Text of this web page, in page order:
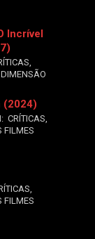
Incrível
,
(2024)
CRÍTICAS,
FILMES
,
FILMES